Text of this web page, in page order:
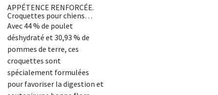
APPÉTENCE RENFORCÉE.
Croquettes pour chiens
adultes de grande taille à
partir de 15 mois
Avec 44 % de poulet
déshydraté et 30,93 % de
pommes de terre, ces
croquettes sont
spécialement formulées
pour favoriser la digestion et